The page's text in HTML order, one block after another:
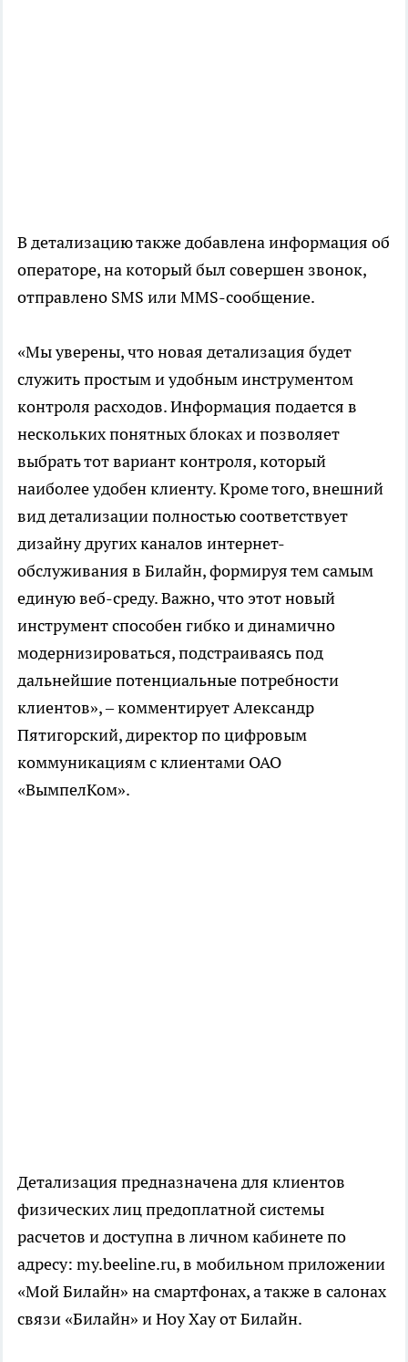
В детализацию также добавлена информация об
операторе, на который был совершен звонок,
отправлено SMS или MMS-сообщение.
«Мы уверены, что новая детализация будет
служить простым и удобным инструментом
контроля расходов. Информация подается в
нескольких понятных блоках и позволяет
выбрать тот вариант контроля, который
наиболее удобен клиенту. Кроме того, внешний
вид детализации полностью соответствует
дизайну других каналов интернет-
обслуживания в Билайн, формируя тем самым
единую веб-среду. Важно, что этот новый
инструмент способен гибко и динамично
модернизироваться, подстраиваясь под
дальнейшие потенциальные потребности
клиентов», – комментирует Александр
Пятигорский, директор по цифровым
коммуникациям с клиентами ОАО
«ВымпелКом».
Детализация предназначена для клиентов
физических лиц предоплатной системы
расчетов и доступна в личном кабинете по
адресу: my.beeline.ru, в мобильном приложении
«Мой Билайн» на смартфонах, а также в салонах
связи «Билайн» и Ноу Хау от Билайн.